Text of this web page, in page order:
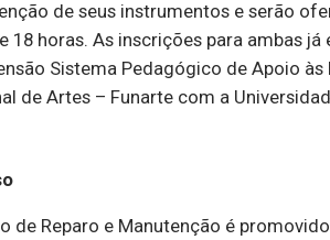
de seus instrumentos e serão
18 horas. As inscrições para ambas
Sistema Pedagógico de Apoio
de Artes – Funarte com a
de Reparo e Manutenção é